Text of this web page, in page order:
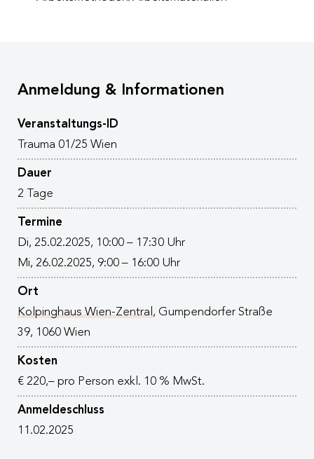
Anmeldung & Informationen
Veranstaltungs-ID
Trauma 01/25 Wien
Dauer
2 Tage
Termine
Di, 25.02.2025, 10:00 – 17:30 Uhr
Mi, 26.02.2025, 9:00 – 16:00 Uhr
Ort
Kolpinghaus Wien-Zentral , Gumpendorfer Straße
39, 1060 Wien
Kosten
€ 220,– pro Person exkl. 10 % MwSt.
Anmeldeschluss
11.02.2025